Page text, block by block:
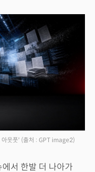
아웃풋' (출처 : GPT image2)
서 한발 더 나아가